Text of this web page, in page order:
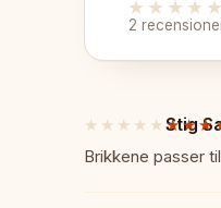
★★★★★
2
★★★★★
5
av
Stig
Brikkene passer